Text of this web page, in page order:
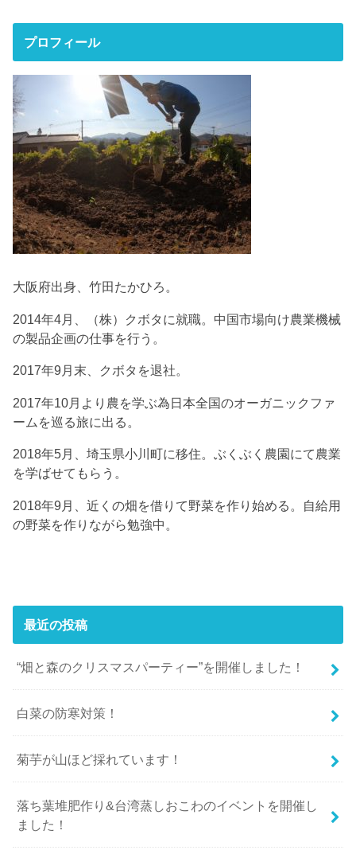
プロフィール
大阪府出身、竹田たかひろ。
2014年4月、（株）クボタに就職。中国市場向け農業機械
の製品企画の仕事を行う。
2017年9月末、クボタを退社。
2017年10月より農を学ぶ為日本全国のオーガニックファ
ームを巡る旅に出る。
2018年5月、埼玉県小川町に移住。ぶくぶく農園にて農業
を学ばせてもらう。
2018年9月、近くの畑を借りて野菜を作り始める。自給用
の野菜を作りながら勉強中。
最近の投稿
“畑と森のクリスマスパーティー”を開催しました！
白菜の防寒対策！
菊芋が山ほど採れています！
落ち葉堆肥作り&台湾蒸しおこわのイベントを開催し
ました！